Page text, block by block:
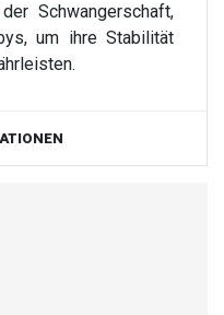
Schwangerschaft,
um ihre Stabilität